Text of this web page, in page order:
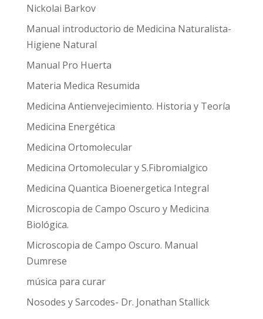
Nickolai Barkov
Manual introductorio de Medicina Naturalista-
Higiene Natural
Manual Pro Huerta
Materia Medica Resumida
Medicina Antienvejecimiento. Historia y Teoría
Medicina Energética
Medicina Ortomolecular
Medicina Ortomolecular y S.Fibromialgico
Medicina Quantica Bioenergetica Integral
Microscopia de Campo Oscuro y Medicina
Biológica.
Microscopia de Campo Oscuro. Manual
Dumrese
música para curar
Nosodes y Sarcodes- Dr. Jonathan Stallick